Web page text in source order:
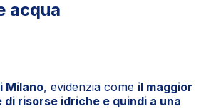
acqua
Milano, evidenzia come il maggior
risorse idriche e quindi a una